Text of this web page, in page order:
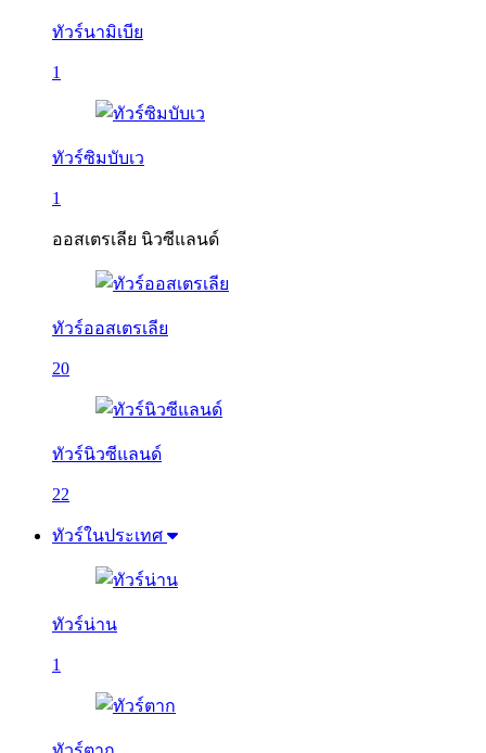
ทัวร์นามิเบีย
1
ทัวร์ซิมบับเว
1
ออสเตรเลีย นิวซีแลนด์
ทัวร์ออสเตรเลีย
20
ทัวร์นิวซีแลนด์
22
ทัวร์ในประเทศ
ทัวร์น่าน
1